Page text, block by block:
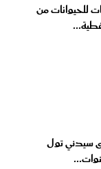
للحيوانات من
سيدني تول